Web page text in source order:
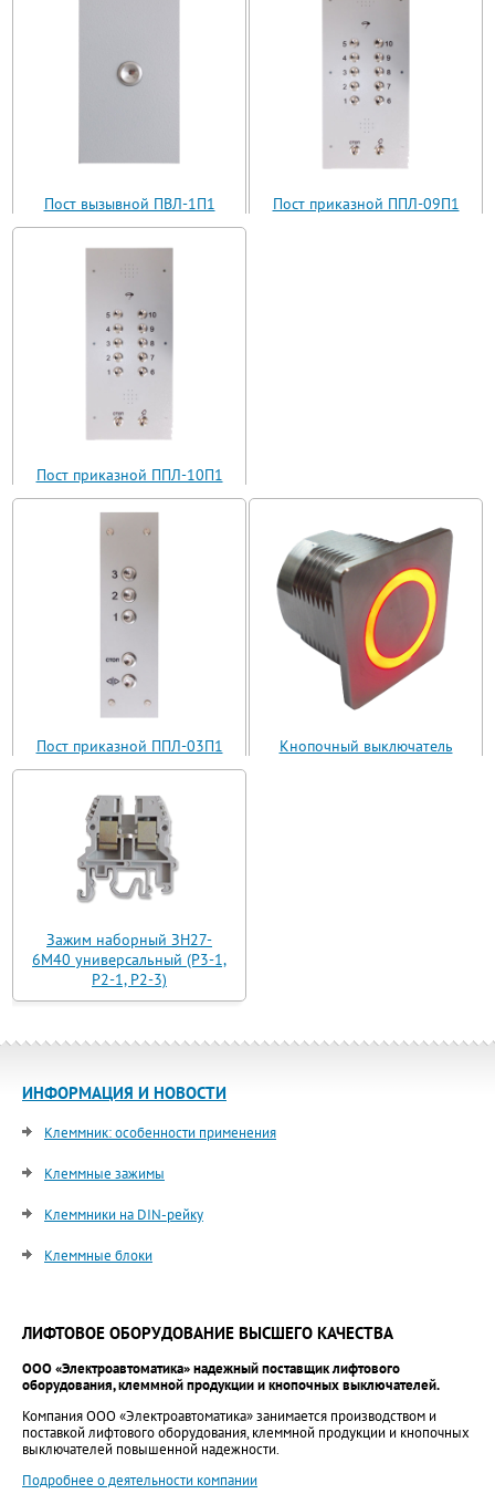
Пост вызывной ПВЛ-1П1
(ВП11-1)
Пост приказной ППЛ-09П1
Пост приказной ППЛ-10П1
(ППЛ11-10)
Пост приказной ППЛ-03П1
(ППЛ11-03)
Кнопочный выключатель
Зажим наборный ЗН27-
6М40 универсальный (Р3-1,
Р2-1, Р2-3)
ИНФОРМАЦИЯ И НОВОСТИ
Клеммник: особенности применения
Клеммные зажимы
Клеммники на DIN-рейку
Клеммные блоки
ЛИФТОВОЕ ОБОРУДОВАНИЕ ВЫСШЕГО КАЧЕСТВА
ООО «Электроавтоматика» надежный поставщик лифтового
оборудования, клеммной продукции и кнопочных выключателей.
Компания ООО «Электроавтоматика» занимается производством и
поставкой лифтового оборудования, клеммной продукции и кнопочных
выключателей повышенной надежности.
Подробнее о деятельности компании